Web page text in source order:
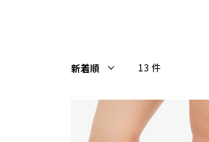
13 件